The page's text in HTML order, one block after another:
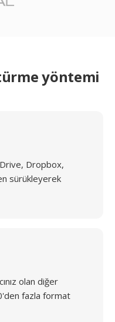
yöntemi
Dropbox,
sürükleyerek
olan diğer
fazla format